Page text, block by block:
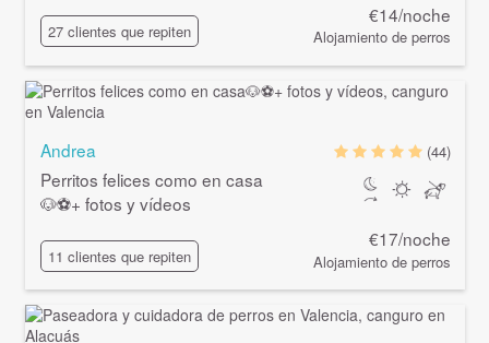
27 clientes que repiten
€14/noche
Alojamiento de perros
Andrea
Perritos felices como en casa
🐶⚽+ fotos y vídeos
11 clientes que repiten
(44)
€17/noche
Alojamiento de perros